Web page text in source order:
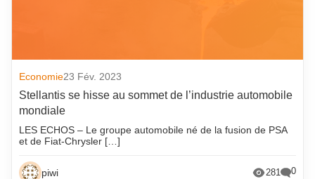
Economie23 Fév. 2023
Stellantis se hisse au sommet de l’industrie automobile
mondiale
LES ECHOS – Le groupe automobile né de la fusion de PSA
et de Fiat-Chrysler […]
piwi 281 0